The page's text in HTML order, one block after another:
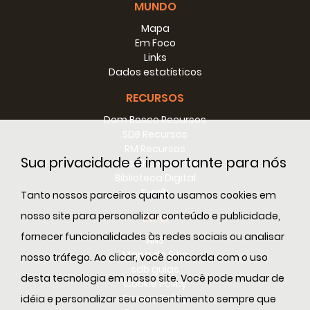
Sua privacidade é importante para nós
Tanto nossos parceiros quanto usamos cookies em
nosso site para personalizar conteúdo e publicidade,
fornecer funcionalidades às redes sociais ou analisar
nosso tráfego. Ao clicar, você concorda com o uso
desta tecnologia em nosso site. Você pode mudar de
idéia e personalizar seu consentimento sempre que
ondas destruíram com um único golpe as
casas dos responsáveis. Tomou-se, aos
poucos, a decisão de construir a escola em
outro lugar e, em 1997, o centro foi
programas pastorais da Diocese
Nova Guiné chegou ao status de
estratégica do ponto de vista geográfico.
Os Salesianos estenderam seus serviços às
19 regiões do País.
Irmãos e Trabalhos
Hoje, 35 Salesianos trabalham em 7 escolas
com a ajuda de colaboradores missionários
MUNDO
Mapa
Em Foco
Links
Dados estatísticos
RECURSOS
Dom Bosco Recursos
Conselho Recursos
E-sdb
INFO
ANS
Mapa do Sitio
Cookie Policy
Privacy Policy